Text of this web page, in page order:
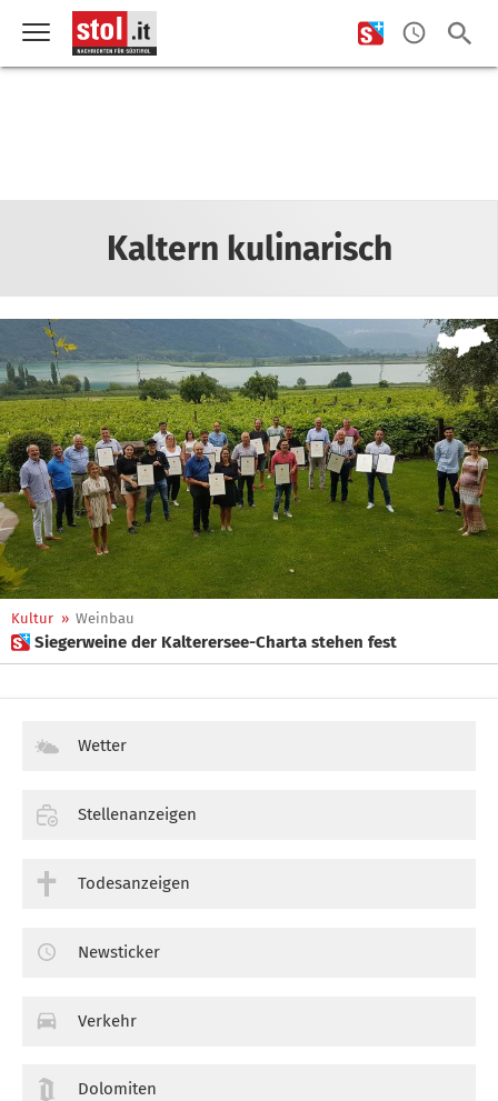
Kaltern kulinarisch
Kultur » Weinbau
 Siegerweine der Kalterersee-Charta stehen fest
Wetter
Stellenanzeigen
Todesanzeigen
Newsticker
Verkehr
Dolomiten